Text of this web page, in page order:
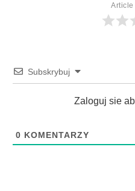
Article
Subskrybuj
Zaloguj sie
0 KOMENTARZY